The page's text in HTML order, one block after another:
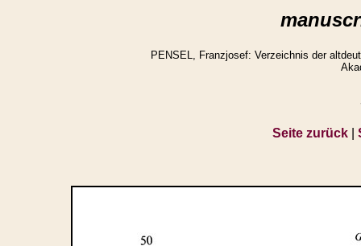
PENSEL, Franzjosef: Verzeichnis der
Seite zurück|